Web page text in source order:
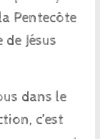
Pentecôte
Jésus
dans le
c’est